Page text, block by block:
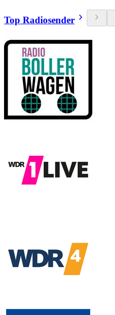
Top Radiosender